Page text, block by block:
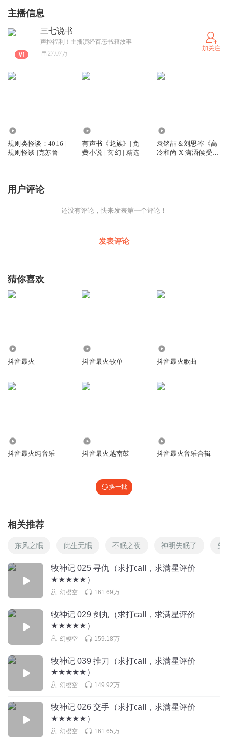
主播信息
三七说书
声控福利！主播演绎百态书籍故事
27.07万
加关注
规则类怪谈：4016 |
规则怪谈 |克苏鲁
有声书《龙族》| 免
费小说 | 玄幻 | 精选
袁铭喆＆刘思岑《高
冷和尚 X 潇洒侯受》
用户评论
还没有评论，快来发表第一个评论！
发表评论
猜你喜欢
抖音最火 抖音最火歌单 抖音最火歌曲
抖音最火纯音乐 抖音最火越南鼓 抖音最火音乐合辑
换一批
相关推荐
东风之眠 此生无眠 不眠之夜 神明失眠了 失
牧神记 025 寻仇（求打call，求满星评价
★★★★★）
幻樱空 161.69万
牧神记 029 剑丸（求打call，求满星评价
★★★★★）
幻樱空 159.18万
牧神记 039 推刀（求打call，求满星评价
★★★★★）
幻樱空 149.92万
牧神记 026 交手（求打call，求满星评价
★★★★★）
幻樱空 161.65万